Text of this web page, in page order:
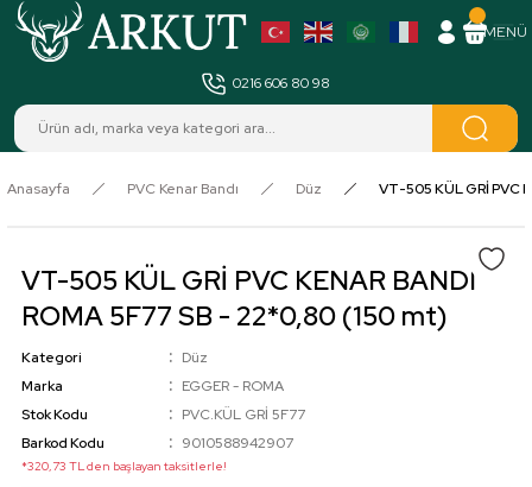
0216 606 80 98
MENÜ
Anasayfa PVC Kenar Bandı Düz VT-505 KÜL GRİ PVC
VT-505 KÜL GRİ PVC KENAR BANDI
ROMA 5F77 SB - 22*0,80 (150 mt)
Kategori
Düz
Marka
EGGER - ROMA
Stok Kodu
PVC.KÜL GRİ 5F77
Barkod Kodu
9010588942907
*320,73 TL den başlayan taksitlerle!